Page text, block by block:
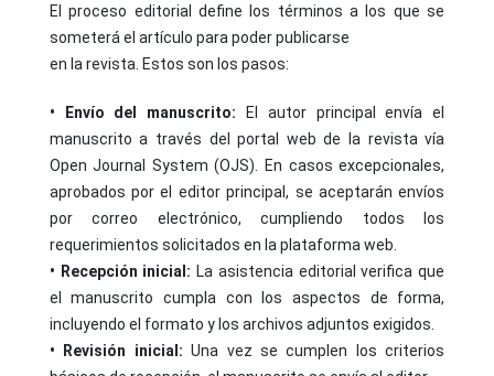
El proceso editorial define los términos a los que se
someterá el artículo para poder publicarse
en la revista. Estos son los pasos:
• Envío del manuscrito:
El autor principal envía el
manuscrito a través del portal web de la revista vía
Open Journal System (OJS). En casos excepcionales,
aprobados por el editor principal, se aceptarán envíos
por correo electrónico, cumpliendo todos los
requerimientos solicitados en la plataforma web.
• Recepción inicial: La asistencia editorial verifica que
el manuscrito cumpla con los aspectos de forma,
incluyendo el formato y los archivos adjuntos exigidos.
• Revisión inicial:Una vez se cumplen los criterios